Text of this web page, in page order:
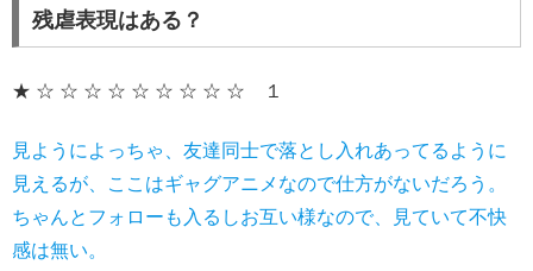
残虐表現はある？
★ ☆ ☆ ☆ ☆ ☆ ☆ ☆ ☆ ☆ １
見ようによっちゃ、友達同士で落とし入れあってるように
見えるが、ここはギャグアニメなので仕方がないだろう。
ちゃんとフォローも入るしお互い様なので、見ていて不快
感は無い。